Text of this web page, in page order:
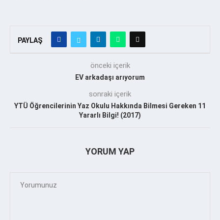
PAYLAŞ
önceki içerik
EV arkadaşı arıyorum
sonraki içerik
YTÜ Öğrencilerinin Yaz Okulu Hakkında Bilmesi Gereken 11
Yararlı Bilgi! (2017)
YORUM YAP